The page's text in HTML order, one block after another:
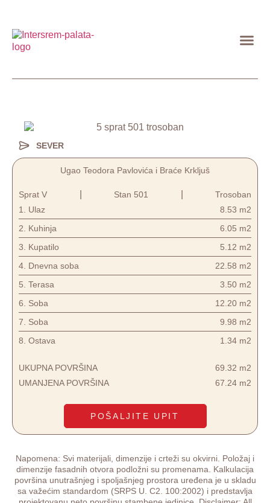
SEVER
Ugao Teodora Pavlovića i Braće Krkljuš
Sprat V Stan 501
Trosoban
1.
Ulaz
8.53 m2
2.
Kuhinja
6.05 m2
3.
Kupatilo
5.12 m2
4. Dnevna soba
22.58 m2
5. Terasa
3.50 m2
6.
Soba
12.20 m2
7.
Soba
9.98 m2
8. Ostava 1.34 m2
UKUPNA POVRŠINA
69.32 m2
UMANJENA POVRŠINA
67.24 m2
POŠALJITE UPIT
Napomena: Svi materijali, dimenzije i crteži su okvirni. Položaj i
dimenzije fasadnih otvora podložni su promenama. Kalkulacija
površina unutrašnjeg i spoljašnjeg prostora uređena je u skladu
sa važećim standardom (SRPS U. C2. 100:2002) i predstavlja